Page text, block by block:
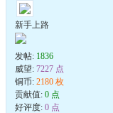
新手上路
发帖: 1836
威望: 7227 点
铜币: 2180 枚
贡献值: 0 点
好评度: 0 点